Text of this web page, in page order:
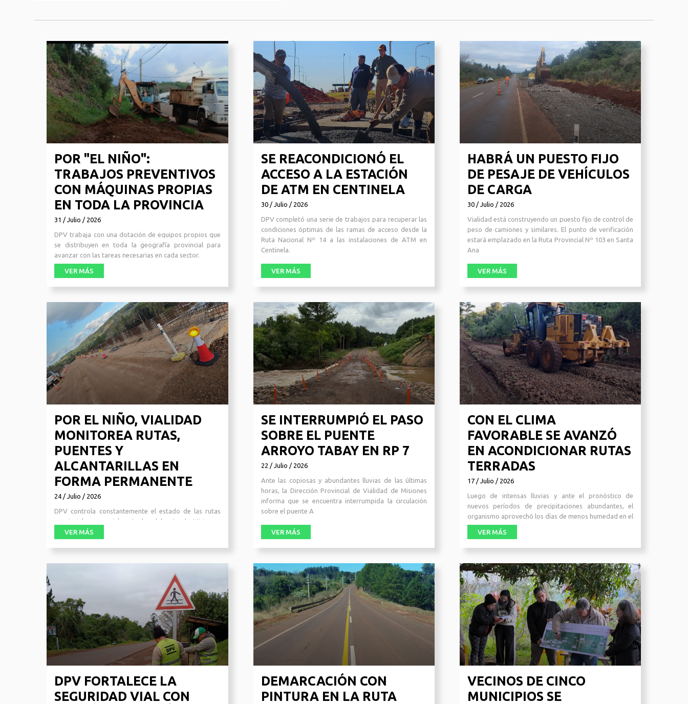
POR "EL NIÑO":
TRABAJOS PREVENTIVOS
CON MÁQUINAS PROPIAS
EN TODA LA PROVINCIA
31 / Julio / 2026
DPV trabaja con una dotación de equipos propios que
se distribuyen en toda la geografía provincial para
avanzar con las tareas necesarias en cada sector.
VER MÁS
SE REACONDICIONÓ EL
ACCESO A LA ESTACIÓN
DE ATM EN CENTINELA
30 / Julio / 2026
DPV completó una serie de trabajos para recuperar las
condiciones óptimas de las ramas de acceso desde la
Ruta Nacional Nº 14 a las instalaciones de ATM en
Centinela.
VER MÁS
HABRÁ UN PUESTO FIJO
DE PESAJE DE VEHÍCULOS
DE CARGA
30 / Julio / 2026
Vialidad está construyendo un puesto fijo de control de
peso de camiones y similares. El punto de verificación
estará emplazado en la Ruta Provincial Nº 103 en Santa
Ana
VER MÁS
POR EL NIÑO, VIALIDAD
MONITOREA RUTAS,
PUENTES Y
ALCANTARILLAS EN
FORMA PERMANENTE
24 / Julio / 2026
DPV controla constantemente el estado de las rutas
provinciales, especialmente las del este de Misiones,
debido a que en los últimos días se vienen registrando
VER MÁS
SE INTERRUMPIÓ EL PASO
SOBRE EL PUENTE
ARROYO TABAY EN RP 7
22 / Julio / 2026
Ante las copiosas y abundantes lluvias de las últimas
horas, la Dirección Provincial de Vialidad de Misiones
informa que se encuentra interrumpida la circulación
sobre el puente A
VER MÁS
CON EL CLIMA
FAVORABLE SE AVANZÓ
EN ACONDICIONAR RUTAS
TERRADAS
17 / Julio / 2026
Luego de intensas lluvias y ante el pronóstico de
nuevos períodos de precipitaciones abundantes, el
organismo aprovechó los días de menos humedad en el
ambiente para trabaj
VER MÁS
DPV FORTALECE LA
SEGURIDAD VIAL CON
DEMARCACIÓN CON
PINTURA EN LA RUTA
VECINOS DE CINCO
MUNICIPIOS SE